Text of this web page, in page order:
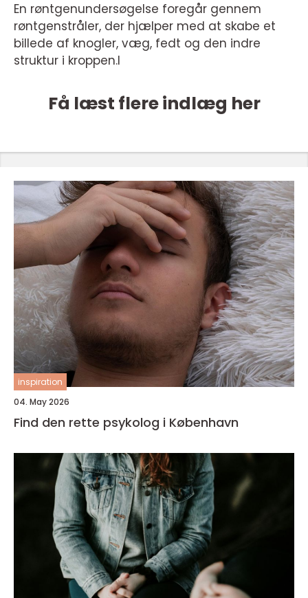
En røntgenundersøgelse foregår gennem
røntgenstråler, der hjælper med at skabe et
billede af knogler, væg, fedt og den indre
struktur i kroppen.l
Få læst flere indlæg her
inspiration
04. May 2026
Find den rette psykolog i København